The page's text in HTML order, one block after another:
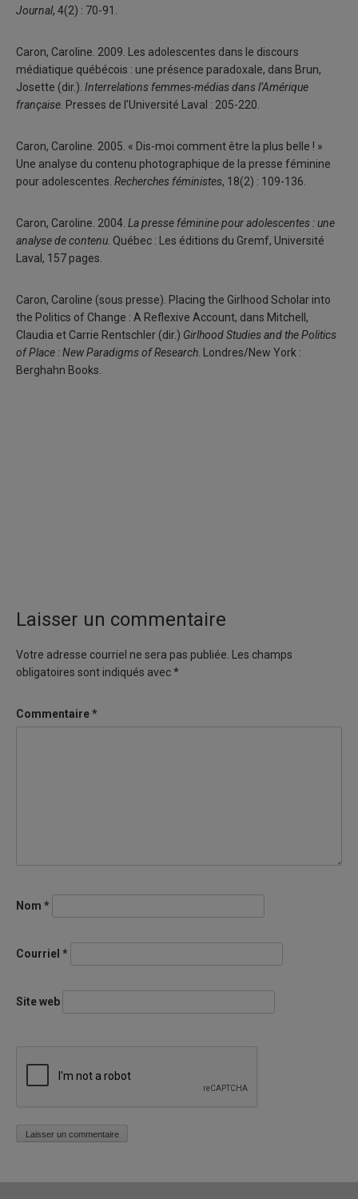
Journal, 4(2) : 70-91.
Caron, Caroline. 2009. Les adolescentes dans le discours
médiatique québécois : une présence paradoxale, dans Brun,
Josette (dir.). Interrelations femmes-médias dans l’Amérique
française . Presses de l’Université Laval : 205-220.
Caron, Caroline. 2005. « Dis-moi comment être la plus belle ! »
Une analyse du contenu photographique de la presse féminine
pour adolescentes. Recherches féministes, 18(2) : 109-136.
Caron, Caroline. 2004. La presse féminine pour adolescentes : une
analyse de contenu . Québec : Les éditions du Gremf, Université
Laval, 157 pages.
Caron, Caroline (sous presse). Placing the Girlhood Scholar into
the Politics of Change : A Reflexive Account, dans Mitchell,
Claudia et Carrie Rentschler (dir.) Girlhood Studies and the Politics
of Place : New Paradigms of Research . Londres/New York :
Berghahn Books.
Laisser un commentaire
Votre adresse courriel ne sera pas publiée.
Les champs
obligatoires sont indiqués avec*
Commentaire*
Nom *
Courriel *
Site web